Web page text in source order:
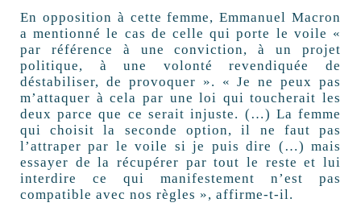
En opposition à cette femme, Emmanuel Macron
a mentionné le cas de celle qui porte le voile «
par référence à une conviction, à un projet
politique, à une volonté revendiquée de
déstabiliser, de provoquer ». « Je ne peux pas
m’attaquer à cela par une loi qui toucherait les
deux parce que ce serait injuste. (…) La femme
qui choisit la seconde option, il ne faut pas
l’attraper par le voile si je puis dire (…) mais
essayer de la récupérer par tout le reste et lui
interdire ce qui manifestement n’est pas
compatible avec nos règles », affirme-t-il.